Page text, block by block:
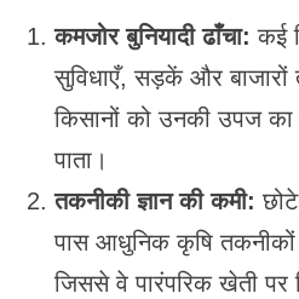
कमजोर बुनियादी ढाँचा: कई
सुविधाएँ, सड़कें और
किसानों को उनकी उपज का
पाता।
तकनीकी ज्ञान की कमी:
पास आधुनिक कृषि तकनीकों
जिससे वे पारंपरिक खेती पर